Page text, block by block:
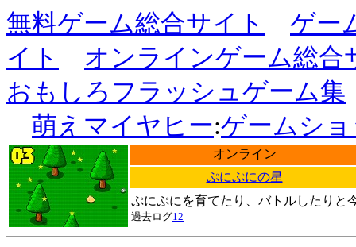
無料ゲーム総合サイト
ゲー
イト
オンラインゲーム総合
おもしろフラッシュゲーム集
萌えマイヤヒー:ゲームシ
オンライン
ぷにぷにの星
ぷにぷにを育てたり、バトルしたりと
過去ログ12